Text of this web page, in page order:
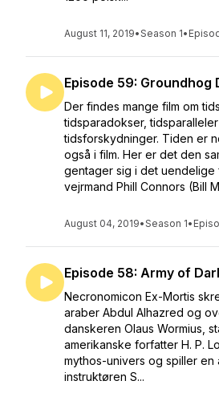
August 11, 2019•Season 1•
Episode 59: Groundhog
Der findes mange film om
tidsparadokser,
tidsforskydninger. Tiden er
også i film. Her er det den
gentager sig i det uendelige
vejrmand Phill Connors (Bill
August 04, 2019•Season 1•
Episode 58: Army of
Necronomicon Ex-Mortis
araber Abdul Alhazred og
danskeren Olaus Wormius,
amerikanske forfatter H. P.
mythos-univers og spiller
instruktøren S...